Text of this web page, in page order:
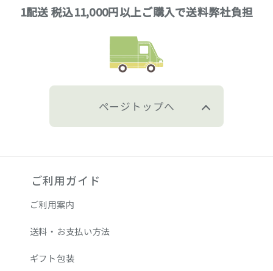
1配送 税込11,000円以上ご購入で送料弊社負担
ページトップへ
ご利用ガイド
ご利用案内
送料・お支払い方法
ギフト包装